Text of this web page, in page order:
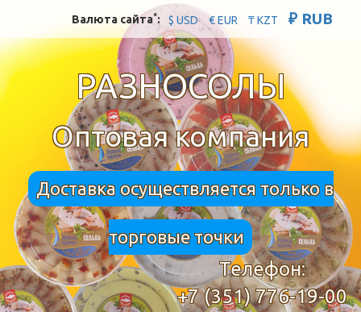
$ USD € EUR ₸ KZT ₽ RUB
Валюта сайта*:
РАЗНОСОЛЫ
Оптовая компания
Доставка осуществляется только в
торговые точки
Телефон:
+7 (351) 776-19-00